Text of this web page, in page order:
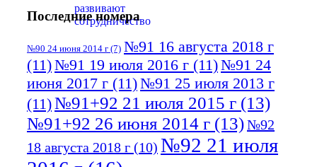
Последние номера
№90 24 июня 2014 г (7) №91 16 августа 2018 г
(11)№91 19 июля 2016 г (11)№91 24
июня 2017 г (11)№91 25 июля 2013 г
(11)№91+92 21 июля 2015 г (13)
№91+92 26 июня 2014 г (13)№92
18 августа 2018 г (10) №92 21 июля